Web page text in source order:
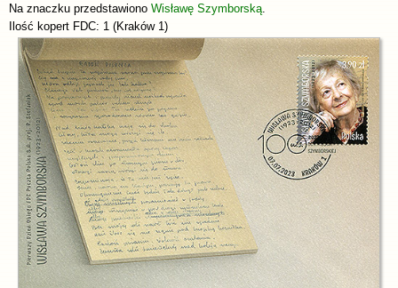
Na znaczku przedstawiono Wisławę Szymborską
Ilość kopert FDC: 1 (Kraków 1)